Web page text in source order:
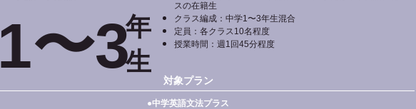
1〜3年
生
スの在籍生
クラス編成：中学1〜3年生混合
定員：各クラス10名程度
授業時間：週1回45分程度
対象プラン
●中学英語文法プラス